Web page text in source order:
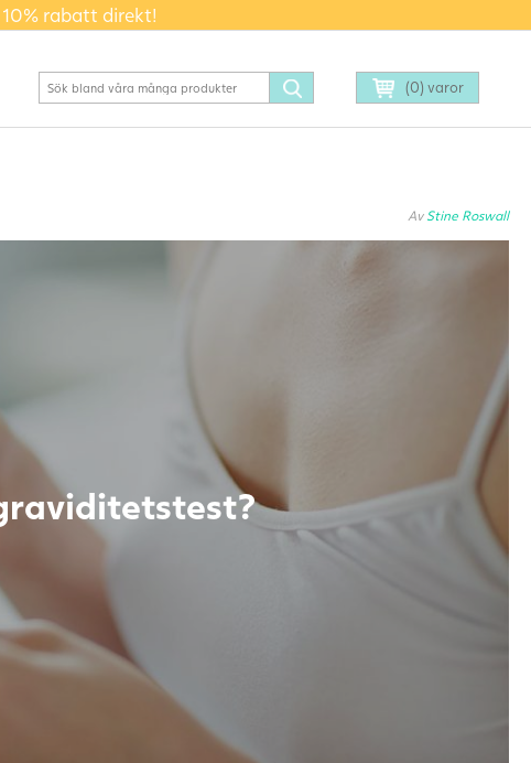
rabatt direkt!
(0) varor
Av Stine Roswall